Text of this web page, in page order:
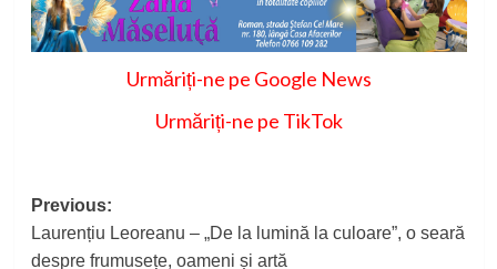
Urmăriți-ne pe Google News
Urmăriți-ne pe TikTok
Post
navigation
Previous:
Laurențiu Leoreanu – „De la lumină la culoare”, o seară
despre frumusețe, oameni și artă